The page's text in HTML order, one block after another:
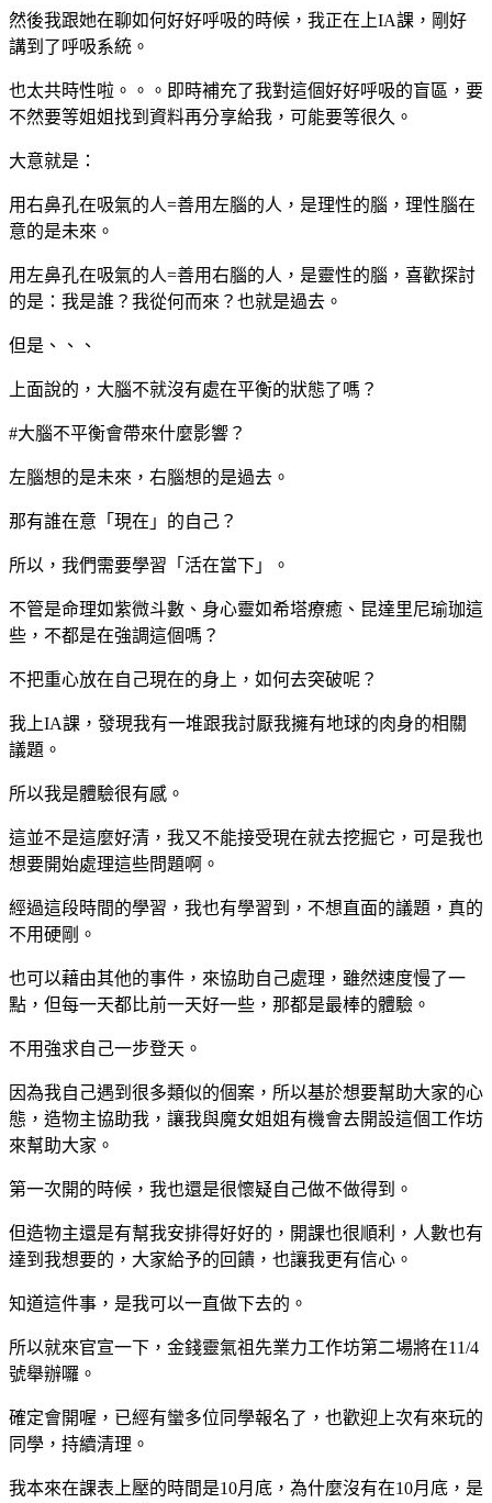
然後我跟她在聊如何好好呼吸的時候，我正在上IA課，剛好
講到了呼吸系統。
也太共時性啦。。。即時補充了我對這個好好呼吸的盲區，要
不然要等姐姐找到資料再分享給我，可能要等很久。
大意就是：
用右鼻孔在吸氣的人=善用左腦的人，是理性的腦，理性腦在
意的是未來。
用左鼻孔在吸氣的人=善用右腦的人，是靈性的腦，喜歡探討
的是：我是誰？我從何而來？也就是過去。
但是、、、
上面說的，大腦不就沒有處在平衡的狀態了嗎？
#大腦不平衡會帶來什麼影響？
左腦想的是未來，右腦想的是過去。
那有誰在意「現在」的自己？
所以，我們需要學習「活在當下」。
不管是命理如紫微斗數、身心靈如希塔療癒、昆達里尼瑜珈這
些，不都是在強調這個嗎？
不把重心放在自己現在的身上，如何去突破呢？
我上IA課，發現我有一堆跟我討厭我擁有地球的肉身的相關
議題。
所以我是體驗很有感。
這並不是這麼好清，我又不能接受現在就去挖掘它，可是我也
想要開始處理這些問題啊。
經過這段時間的學習，我也有學習到，不想直面的議題，真的
不用硬剛。
也可以藉由其他的事件，來協助自己處理，雖然速度慢了一
點，但每一天都比前一天好一些，那都是最棒的體驗。
不用強求自己一步登天。
因為我自己遇到很多類似的個案，所以基於想要幫助大家的心
態，造物主協助我，讓我與魔女姐姐有機會去開設這個工作坊
來幫助大家。
第一次開的時候，我也還是很懷疑自己做不做得到。
但造物主還是有幫我安排得好好的，開課也很順利，人數也有
達到我想要的，大家給予的回饋，也讓我更有信心。
知道這件事，是我可以一直做下去的。
所以就來官宣一下，金錢靈氣祖先業力工作坊第二場將在11/4
號舉辦囉。
確定會開喔，已經有蠻多位同學報名了，也歡迎上次有來玩的
同學，持續清理。
我本來在課表上壓的時間是10月底，為什麼沒有在10月底，是